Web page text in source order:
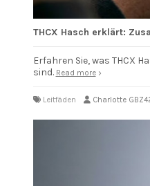
THCX Hasch erklärt:
Erfahren Sie, was THCX
sind. Read more
Leitfäden Charlotte